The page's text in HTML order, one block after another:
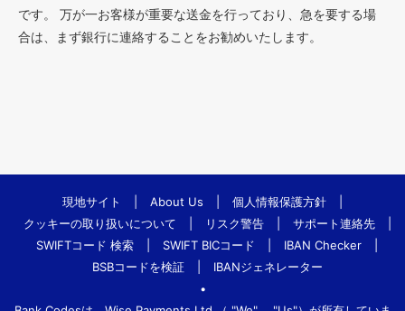
です。 万が一お客様が重要な送金を行っており、急を要する場
合は、まず銀行に連絡することをお勧めいたします。
現地サイト About Us 個人情報保護方針
クッキーの取り扱いについて
リスク警告 サポート連絡先
SWIFTコード 検索
SWIFT BICコード IBAN Checker
BSBコードを検証
IBANジェネレーター
•